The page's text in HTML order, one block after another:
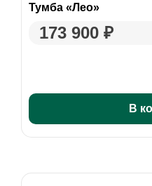
Тумба «Лео»
173 900 ₽
В